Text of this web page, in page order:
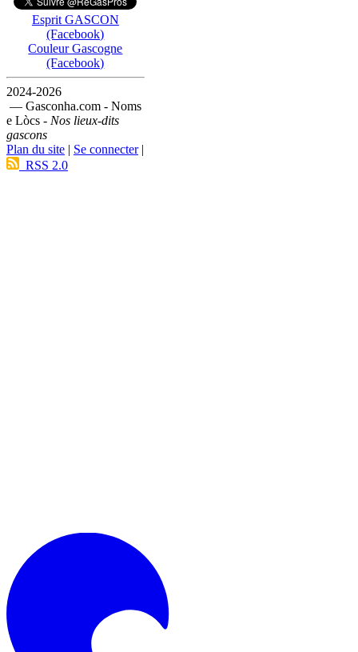
Esprit GASCON
(Facebook)
Couleur Gascogne
(Facebook)
2024-2026
— Gasconha.com - Noms
e Lòcs - Nos lieux-dits
gascons
Plan du site | Se connecter|
RSS 2.0